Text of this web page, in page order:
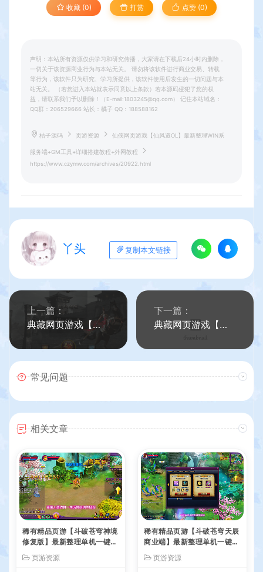
收藏 (0) 打赏 点赞 (0)
声明：本站所有资源仅供学习和研究传播，大家请在下载后24小时内删除，
一切关于该资源商业行为与本站无关。 请勿将该软件进行商业交易、转载
等行为，该软件只为研究、学习所提供，该软件使用后发生的一切问题与本
站无关。 （若您进入本站就表示同意以上条款）若本源码侵犯了您的权
益，请联系我们予以删除！（E-mail:1803245@qq.com） 记住本站域名：
QQ群：206529666 站长：橘子 QQ：188588162
桔子源码 页游资源 仙侠网页游戏【仙风道OL】最新整理WIN系
服务端+GM工具+详细搭建教程+外网教程
https://www.czymw.com/archives/20922.html
丫头 复制本文链接
上一篇：
典藏网页游戏【秦美人】最新整理WIN系服务端+详细搭建教程+修改教程+外网教程
下一篇：
典藏网页游戏【魔龙烈焰端】最新整理Win系服务端+GM工具+详细搭建教程+外网教程
常见问题
相关文章
稀有精品页游【斗破苍穹神境
修复版】最新整理单机一键即
玩镜像端+Linux手工服务端
+管理后台+详细搭建教程
页游资源
稀有精品页游【斗破苍穹天辰
商业端】最新整理单机一键即
玩镜像端+Linux手工服务端
+管理后台+详细搭建教程
页游资源